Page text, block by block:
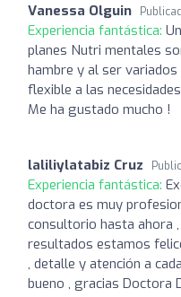
Vanessa Olguin
Experiencia fantástica:
planes Nutri mentales
hambre y al ser
flexible a las
Me ha gustado mucho !
laliliylatabiz Cruz
Experiencia fantástica:
doctora es muy
consultorio hasta ahora
resultados estamos
, detalle y atención a
bueno , gracias Doctora